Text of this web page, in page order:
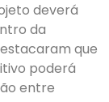
deverá
da
que
poderá
entre